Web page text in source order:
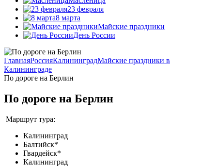
23 февраля
8 марта
Майские праздники
День России
ГлавнаяРоссияКалининградМайские праздники в
Калининграде
По дороге на Берлин
По дороге на Берлин
Маршрут тура:
Калининград
Балтийск*
Гвардейск*
Калининград